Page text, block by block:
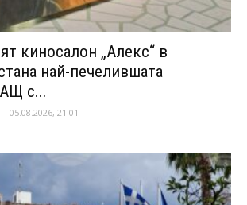
киносалон „Алекс“ в
най-печелившата
с...
- 05.08.2026, 21:01